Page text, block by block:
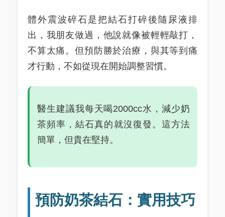
體外震波碎石是把結石打碎後隨尿液排
出，我朋友做過，他說就像被輕輕敲打，
不算太痛。但預防勝於治療，與其等到痛
才行動，不如從現在開始調整習慣。
醫生建議我每天喝2000cc水，減少奶
茶頻率，結石真的就沒復發。這方法
簡單，但貴在堅持。
預防奶茶結石：實用技巧